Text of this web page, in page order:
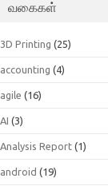
வகைகள்
3D Printing (25)
accounting (4)
agile (16)
AI (3)
Analysis Report (1)
android (19)